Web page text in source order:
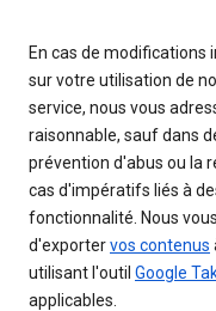
En cas de
sur votre utilisation de
service, nous vous
raisonnable, sauf dans
prévention d'abus ou la
cas d'impératifs liés à
fonctionnalité. Nous
d'exportervos contenus
utilisant l'outil Google
applicables.